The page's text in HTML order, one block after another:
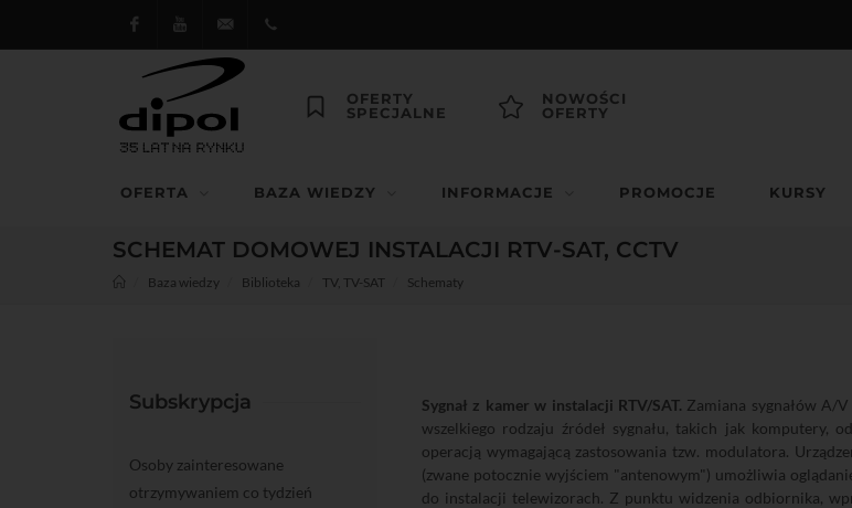
FacebookYoutube dipol@dipol.com.pl
OFERTY
SPECJALNE
NOWOŚCI
OFERTY
OFERTA BAZA WIEDZY INFORMACJE PROMOCJE KURSY
SCHEMAT DOMOWEJ INSTALACJI RTV-SAT, CCTV
Baza wiedzy Biblioteka TV, TV-SAT Schematy
Sygnał z kamer w instalacji RTV/SAT. Zamiana sygnałów A/
wszelkiego rodzaju źródeł sygnału, takich jak komputery,
operacją wymagającą zastosowania tzw. modulatora.
(zwane potocznie wyjściem "antenowym") umożliwia
do instalacji telewizorach. Z punktu widzenia odbiornika,
Subskrypcja
Osoby zainteresowane
otrzymywaniem co tydzień